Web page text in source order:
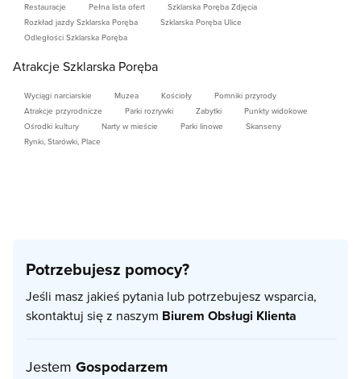
Restauracje
Pełna lista ofert
Szklarska Poręba Zdjęcia
Rozkład jazdy Szklarska Poręba
Szklarska Poręba Ulice
Odległości Szklarska Poręba
Atrakcje Szklarska Poręba
Wyciągi narciarskie Muzea Kościoły
Pomniki przyrody
Atrakcje przyrodnicze
Parki rozrywki Zabytki
Punkty widokowe
Ośrodki kultury
Narty w mieście Parki linowe
Skanseny
Rynki, Starówki, Place
Potrzebujesz pomocy?
Jeśli masz jakieś pytania lub potrzebujesz wsparcia,
skontaktuj się z naszym Biurem Obsługi Klienta
Jestem Gospodarzem